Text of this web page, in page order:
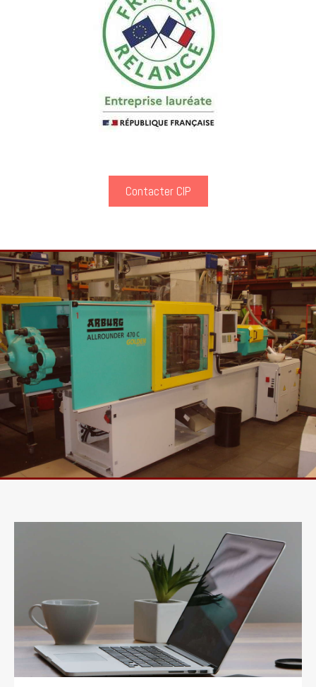
Contacter CIP